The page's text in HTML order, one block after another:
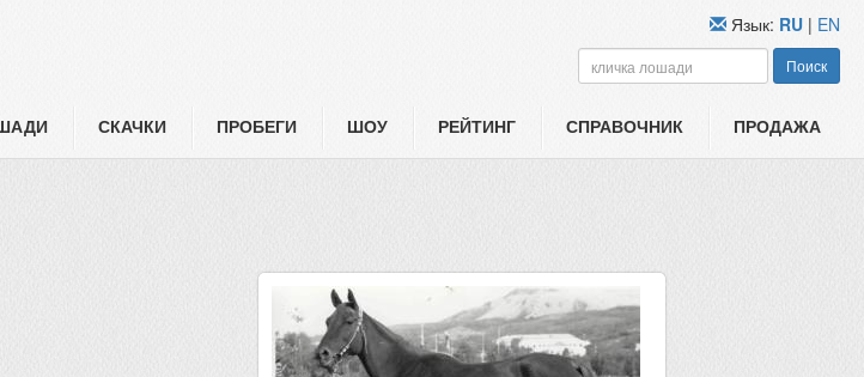
СКАЧКИ ПРОБЕГИ ШОУ РЕЙТИНГ СПРАВОЧНИК ПРОДАЖА
Язык: RU | EN
Поиск